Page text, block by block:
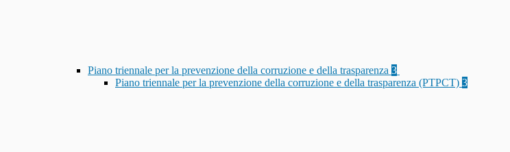
Piano triennale per la prevenzione della corruzione e della trasparenza 3
Piano triennale per la prevenzione della corruzione e della trasparenza (PTPCT) 3